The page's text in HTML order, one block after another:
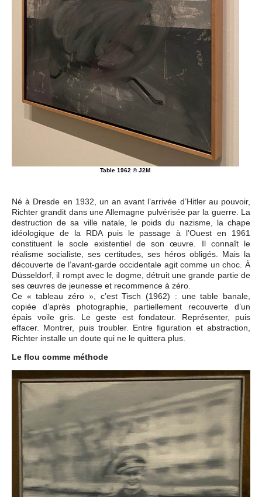
Table 1962 © J2M
Né à Dresde en 1932, un an avant l’arrivée d’Hitler au pouvoir,
Richter grandit dans une Allemagne pulvérisée par la guerre. La
destruction de sa ville natale, le poids du nazisme, la chape
idéologique de la RDA puis le passage à l’Ouest en 1961
constituent le socle existentiel de son œuvre. Il connaît le
réalisme socialiste, ses certitudes, ses héros obligés. Mais la
découverte de l’avant-garde occidentale agit comme un choc. À
Düsseldorf, il rompt avec le dogme, détruit une grande partie de
ses œuvres de jeunesse et recommence à zéro.
Ce « tableau zéro », c’est Tisch (1962) : une table banale,
copiée d’après photographie, partiellement recouverte d’un
épais voile gris. Le geste est fondateur. Représenter, puis
effacer. Montrer, puis troubler. Entre figuration et abstraction,
Richter installe un doute qui ne le quittera plus.
Le flou comme méthode